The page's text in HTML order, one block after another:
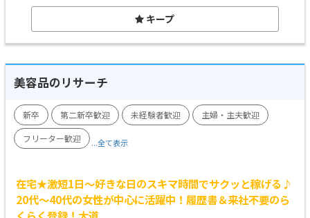
キープ
美容品のリサーチ
新卒 第二新卒歓迎 未経験者歓迎
主婦・主夫歓迎
フリーター歓迎
...全て表示
在宅★激短1日～好きな日のスキマ時間でサクッと稼げる♪
20代～40代の女性が中心に活躍中！履歴書＆来社不要のら
くらく登録！大道